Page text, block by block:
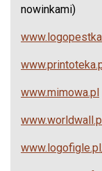
nowinkami)
www.mimowa.pl